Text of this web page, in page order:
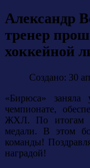
Александр
тренер
хоккейной
Создано: 30
«Бирюса» заняла
чемпионате,
ЖХЛ. По итогам
медали. В этом
команды!
наградой!